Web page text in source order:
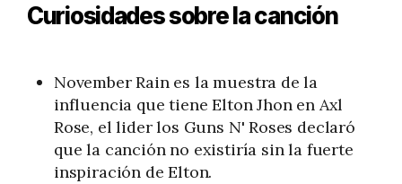
Curiosidades sobre la canción
November Rain es la muestra de la
influencia que tiene Elton Jhon en Axl
Rose, el lider los Guns N' Roses declaró
que la canción no existiría sin la fuerte
inspiración de Elton.